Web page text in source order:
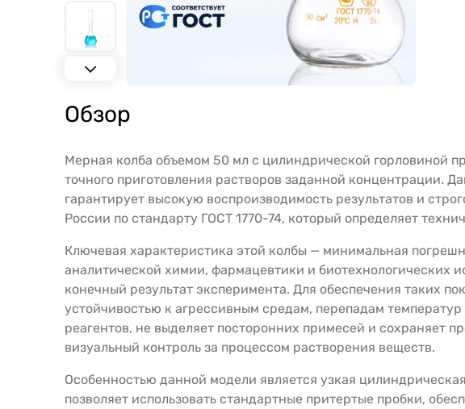
Обзор
Мерная колба объемом 50 мл с цилиндрической горловиной
точного приготовления растворов заданной концентрации.
гарантирует высокую воспроизводимость результатов и
России по стандарту ГОСТ 1770-74, который определяет
Ключевая характеристика этой колбы — минимальная
аналитической химии, фармацевтики и биотехнологических
конечный результат эксперимента. Для обеспечения таких
устойчивостью к агрессивным средам, перепадам
реагентов, не выделяет посторонних примесей и сохраняет
визуальный контроль за процессом растворения веществ.
Особенностью данной модели является узкая
позволяет использовать стандартные притертые пробки,